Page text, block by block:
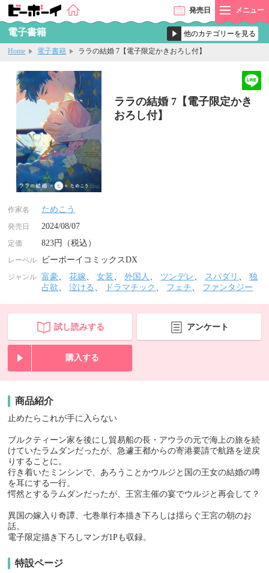
発売日 メニュー
電子書籍
Home 電子書籍 ララの結婚 7【電子限定かきおろし付】
ララの結婚 7【電子限定かき
おろし付】
作家名 ためこう
発売日 2024/08/07
定価 823円（税込）
レーベル ビーボーイコミックスDX
ジャンル 富豪、花嫁、女装、外国人 、 ツンデレ 、 スパダリ 、独
占欲、泣ける 、 ドラマチック 、 フェチ、 ファンタジー
試し読みする アンケート
購入する
商品紹介
止めたらこれが手に入らない
ブルクティーン家を後にし貿易船の長・アウラの元で海上の旅を続
けていたラムダンだったが、急遽王都からの寄港要請で航路を逆戻
りすることに。
行き着いたミンシンで、あろうことかウルジと国の王女の結婚の噂
を耳にする一行。
愕然とするラムダンだったが、王宮主催の宴でウルジと再会して？
異国の嫁入り奇譚、七巻単行本描き下ろしは揺らぐ王宮の朝のお
話。
電子限定描き下ろしマンガ1Pも収録。
特設ページ